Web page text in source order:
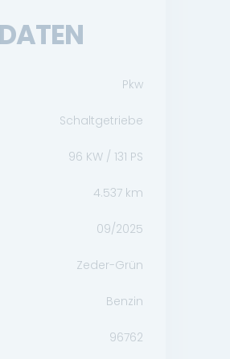
Pkw
Schaltgetriebe
96 KW / 131 PS
4.537km
09/2025
Zeder-Grün
Benzin
96762